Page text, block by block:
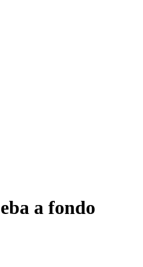
a fondo